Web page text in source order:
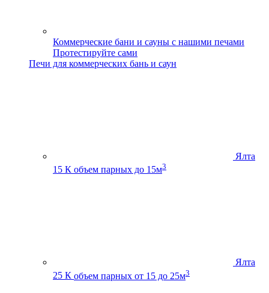
Коммерческие бани и сауны с нашими печами
Протестируйте сами
Печи для коммерческих бань и саун
Ялта
15 К объем парных до 15м3
Ялта
25 К объем парных от 15 до 25м3